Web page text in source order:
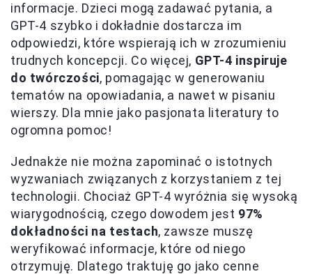
informacje. Dzieci mogą zadawać pytania, a
GPT-4 szybko i dokładnie dostarcza im
odpowiedzi, które wspierają ich w zrozumieniu
trudnych koncepcji. Co więcej, GPT-4 inspiruje
do twórczości, pomagając w generowaniu
tematów na opowiadania, a nawet w pisaniu
wierszy. Dla mnie jako pasjonata literatury to
ogromna pomoc!
Jednakże nie można zapominać o istotnych
wyzwaniach związanych z korzystaniem z tej
technologii. Chociaż GPT-4 wyróżnia się wysoką
wiarygodnością, czego dowodem jest 97%
dokładności na testach, zawsze muszę
weryfikować informacje, które od niego
otrzymuję. Dlatego traktuję go jako cenne